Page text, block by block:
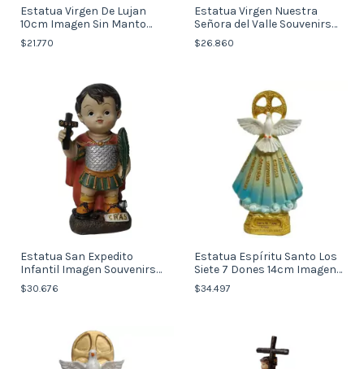
Estatua Virgen De Lujan
10cm Imagen Sin Manto
Argentina Italy
$21.770
Estatua Virgen Nuestra
Señora del Valle Souvenirs
(Italy)
$26.860
Estatua San Expedito
Infantil Imagen Souvenirs
Italy
$30.676
Estatua Espíritu Santo Los
Siete 7 Dones 14cm Imagen
(italy)
$34.497